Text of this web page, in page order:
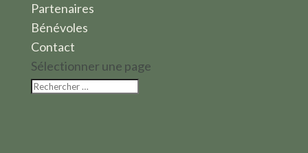
Partenaires
Bénévoles
Contact
Sélectionner une page